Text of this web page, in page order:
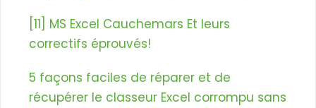
[11] MS Excel Cauchemars Et leurs
correctifs éprouvés!
5 façons faciles de réparer et de
récupérer le classeur Excel corrompu sans